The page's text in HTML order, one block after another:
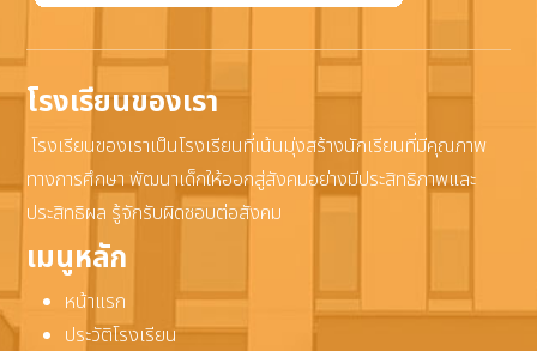
โรงเรียนของเรา
โรงเรียนของเราเป็นโรงเรียนที่เน้นมุ่งสร้างนักเรียนที่มีคุณภาพ
ทางการศึกษา พัฒนาเด็กให้ออกสู่สังคมอย่างมีประสิทธิภาพและ
ประสิทธิผล รู้จักรับผิดชอบต่อสังคม
เมนูหลัก
หน้าแรก
ประวัติโรงเรียน